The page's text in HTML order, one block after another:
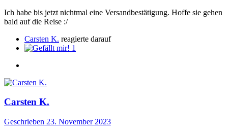
Ich habe bis jetzt nichtmal eine Versandbestätigung. Hoffe sie gehen
bald auf die Reise :/
Carsten K. reagierte darauf
1
Carsten K.
Geschrieben 23. November 2023